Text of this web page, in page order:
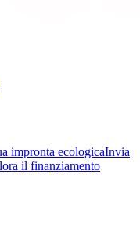
impronta ecologicaInvia
il finanziamento